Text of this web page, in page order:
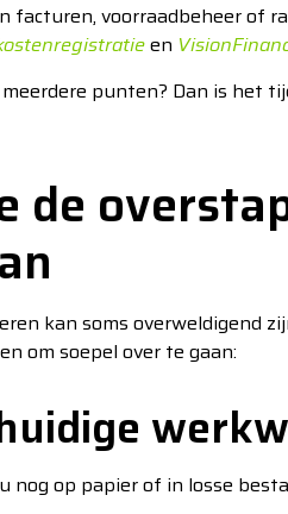
facturen, voorraadbeheer of
en
punten? Dan is het
de
kan soms overweldigend
om soepel over te gaan:
nog op papier of in losse